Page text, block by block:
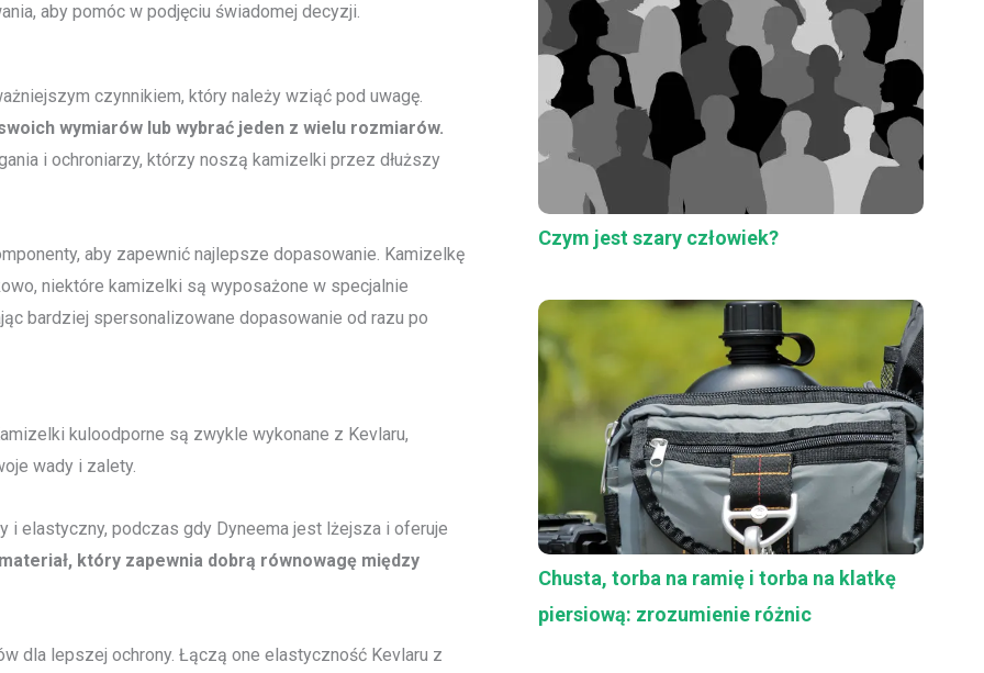
aby pomóc w podjęciu świadomej decyzji.
czynnikiem, który należy wziąć pod uwagę.
wymiarów lub wybrać jeden z wielu rozmiarów.
i ochroniarzy, którzy noszą kamizelki przez dłuższy
aby zapewnić najlepsze dopasowanie. Kamizelkę
niektóre kamizelki są wyposażone w specjalnie
bardziej spersonalizowane dopasowanie od razu po
kuloodporne są zwykle wykonane z Kevlaru,
wady i zalety.
i elastyczny, podczas gdy Dyneema jest lżejsza i oferuje
który zapewnia dobrą równowagę między
dla lepszej ochrony. Łączą one elastyczność Kevlaru z
Czym jest szary człowiek?
Chusta, torba na ramię i torba na klatkę
piersiową: zrozumienie różnic